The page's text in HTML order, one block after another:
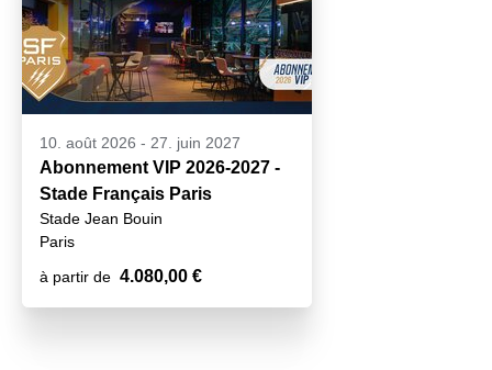
10. août 2026 - 27. juin 2027
Abonnement VIP 2026-2027 -
Stade Français Paris
Stade Jean Bouin
Paris
à partir de 4.080,00 €